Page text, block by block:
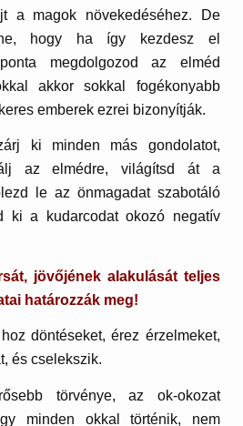
a magok növekedéséhez. De
hogy ha így kezdesz el
megdolgozod az elméd
akkor sokkal fogékonyabb
emberek ezrei bizonyítják.
ki minden más gondolatot,
az elmédre, világítsd át a
le az önmagadat szabotáló
ki a kudarcodat okozó negatív
jövőjének alakulását teljes
határozzák meg!
döntéseket, érez érzelmeket,
és cselekszik.
törvénye, az ok-okozat
minden okkal történik, nem